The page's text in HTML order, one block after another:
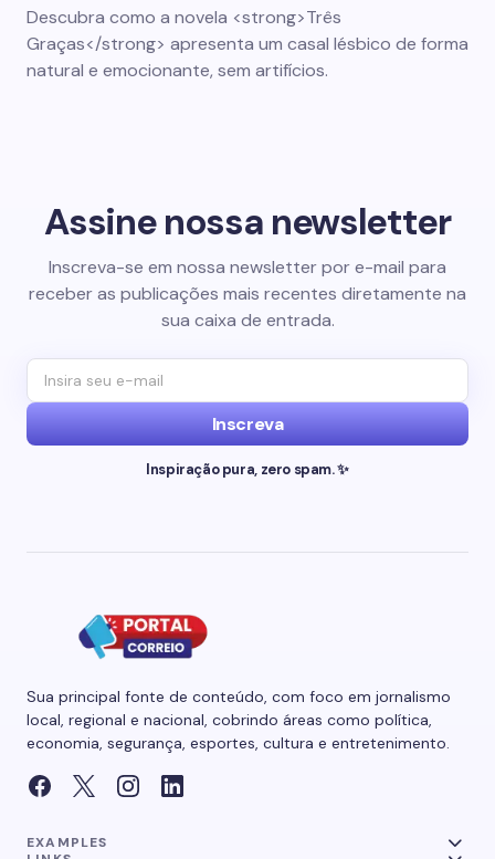
Descubra como a novela <strong>Três
Graças</strong> apresenta um casal lésbico de forma
natural e emocionante, sem artifícios.
Assine nossa newsletter
Inscreva-se em nossa newsletter por e-mail para
receber as publicações mais recentes diretamente na
sua caixa de entrada.
Inscreva
Inspiração pura, zero spam. ✨
Sua principal fonte de conteúdo, com foco em jornalismo
local, regional e nacional, cobrindo áreas como política,
economia, segurança, esportes, cultura e entretenimento.
EXAMPLES